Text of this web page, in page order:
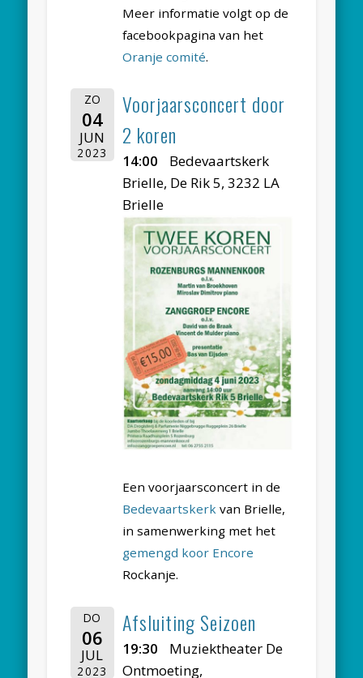
Meer informatie volgt op de
facebookpagina van het
Oranje comité.
ZO
04
JUN
2023
Voorjaarsconcert door
2 koren
14:00
Bedevaartskerk
Brielle, De Rik 5, 3232 LA
Brielle
Een voorjaarsconcert in de
Bedevaartskerk van Brielle,
in samenwerking met het
gemengd koor Encore
Rockanje.
DO
06
JUL
2023
Afsluiting Seizoen
19:30
Muziektheater De
Ontmoeting,